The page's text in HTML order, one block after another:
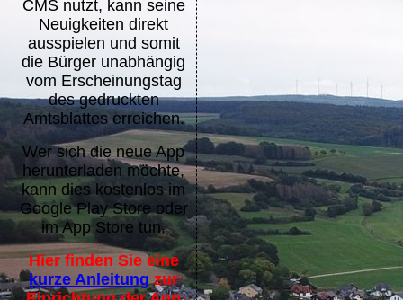
CMS nutzt, kann seine
Neuigkeiten direkt
ausspielen und somit
die Bürger unabhängig
vom Erscheinungstag
des gedruckten
Amtsblattes erreichen.
Wer sich die neue App
herunterladen möchte,
kann dies kostenlos im
Google Play Store oder
im App Store tun.
Hier finden Sie eine
kurze Anleitungzur